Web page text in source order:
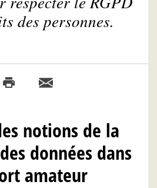
des personnes.
notions de la
données dans
amateur